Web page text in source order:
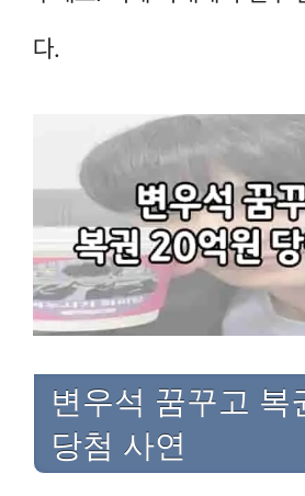
다.
변우석 꿈꾸고 복
당첨 사연